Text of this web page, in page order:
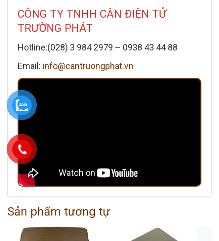
CÔNG TY TNHH CÂN ĐIỆN TỬ
TRƯỜNG PHÁT
Hotline:(028) 3 984 2979 – 0938 43 44 88
Email: info@cantruongphat.vn
Sản phẩm tương tự